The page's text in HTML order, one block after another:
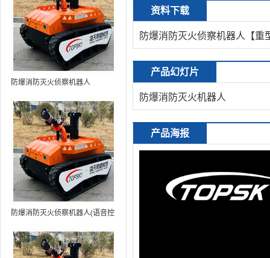
防爆消防灭火侦察机器人
防爆消防灭火侦察机器人(语音控
MC80BD（第6代）
资料下载
防爆消防灭火侦察机器人【重
产品幻灯片
防爆消防灭火机器人
产品海报